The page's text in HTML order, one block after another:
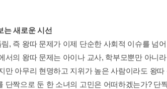
는 새로운 시선
, 즉 왕따 문제가 이제 단순한 사회적 이슈를 넘
의 왕따 문제는 아이나 교사, 학부모뿐만 아니
아무리 현명하고 지위가 높은 사람이라도 왕
짝으로 둔 한 소녀의 고민은 어떠하겠는가? 단